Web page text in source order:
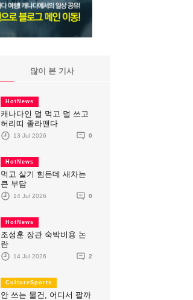
많이 본 기사
HotNews
캐나다인 덜 먹고 덜 쓰고
허리띠 졸라맨다
13 Jul 2026 0
HotNews
먹고 살기 힘든데 새차는
큰 부담
14 Jul 2026 0
HotNews
조성훈 장관 숙박비용 논
란
14 Jul 2026 2
CultureSports
안 쓰는 물건, 어디서 팔까